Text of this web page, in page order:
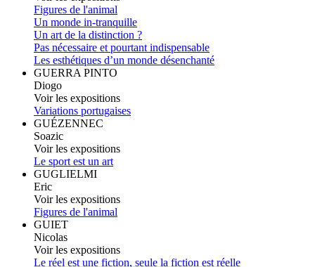
Figures de l'animal
Un monde in-tranquille
Un art de la distinction ?
Pas nécessaire et pourtant indispensable
Les esthétiques d’un monde désenchanté
GUERRA PINTO
Diogo
Voir les expositions
Variations portugaises
GUÉZENNEC
Soazic
Voir les expositions
Le sport est un art
GUGLIELMI
Eric
Voir les expositions
Figures de l'animal
GUIET
Nicolas
Voir les expositions
Le réel est une fiction, seule la fiction est réelle